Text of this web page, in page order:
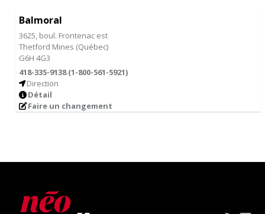
Balmoral
3625, boul. Frontenac est
Thetford Mines (Québec)
G6H 4G3
418-335-9138 (1-800-561-5921)
Direction
Détail
Faire un changement